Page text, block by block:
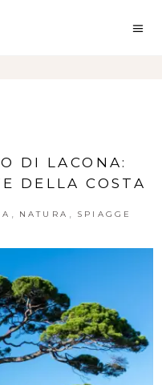
DI LACONA:
DELLA COSTA
, NATURA , SPIAGGE